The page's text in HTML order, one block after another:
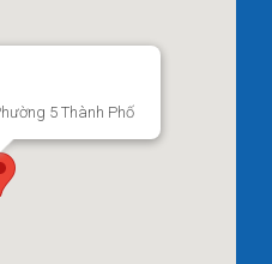
5 Thành Phố